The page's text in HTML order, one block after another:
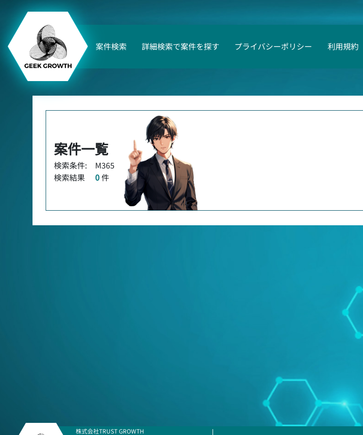
案件検索 詳細検索で案件を探す プライバシーポリシー 利用規約
案件一覧
検索条件:
M365
検索結果
0件
株式会社TRUST GROWTH